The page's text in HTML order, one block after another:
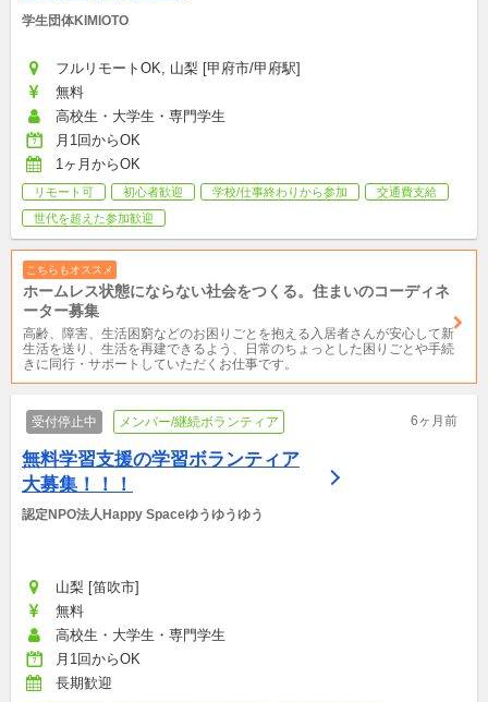
学生団体KIMIOTO
フルリモートOK, 山梨 [甲府市/甲府駅]
無料
高校生・大学生・専門学生
月1回からOK
1ヶ月からOK
リモート可 初心者歓迎 学校/仕事終わりから参加
交通費支給
世代を超えた参加歓迎
こちらもオススメ
ホームレス状態にならない社会をつくる。住まいのコーディネ
ーター募集
高齢、障害、生活困窮などのお困りごとを抱える入居者さんが安心して新
生活を送り、生活を再建できるよう、日常のちょっとした困りごとや手続
きに同行・サポートしていただくお仕事です。
受付停止中 メンバー/継続ボランティア 6ヶ月前
無料学習支援の学習ボランティア
大募集！！！
認定NPO法人Happy Spaceゆうゆうゆう
山梨 [笛吹市]
無料
高校生・大学生・専門学生
月1回からOK
長期歓迎